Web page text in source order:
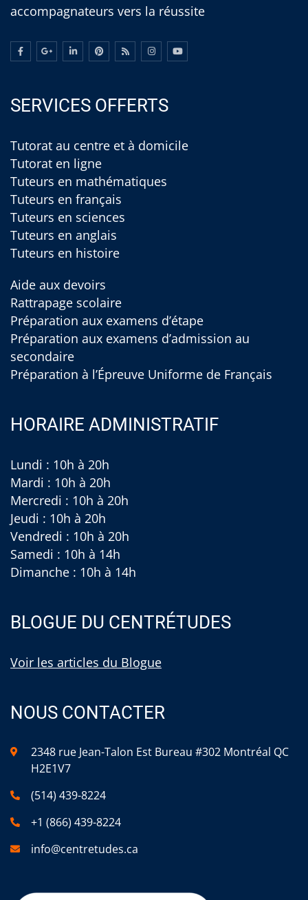
accompagnateurs vers la réussite
SERVICES OFFERTS
Tutorat au centre et à domicile
Tutorat en ligne
Tuteurs en mathématiques
Tuteurs en français
Tuteurs en sciences
Tuteurs en anglais
Tuteurs en histoire
Aide aux devoirs
Rattrapage scolaire
Préparation aux examens d’étape
Préparation aux examens d’admission au
secondaire
Préparation à l’Épreuve Uniforme de Français
HORAIRE ADMINISTRATIF
Lundi : 10h à 20h
Mardi : 10h à 20h
Mercredi : 10h à 20h
Jeudi : 10h à 20h
Vendredi : 10h à 20h
Samedi : 10h à 14h
Dimanche : 10h à 14h
BLOGUE DU CENTRÉTUDES
Voir les articles du Blogue
NOUS CONTACTER
2348 rue Jean-Talon Est Bureau #302 Montréal QC
H2E1V7
(514) 439-8224
+1 (866) 439-8224
info@centretudes.ca